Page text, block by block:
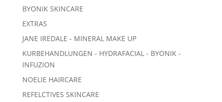
BYONIK SKINCARE
EXTRAS
JANE IREDALE - MINERAL MAKE UP
KURBEHANDLUNGEN - HYDRAFACIAL - BYONIK -
INFUZION
NOELIE HAIRCARE
REFELCTIVES SKINCARE